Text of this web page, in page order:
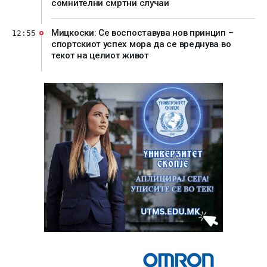
сомнителни смртни случаи
Мицкоски: Се воспоставува нов принцип –
спортскиот успех мора да се вреднува во
текот на целиот живот
12:55